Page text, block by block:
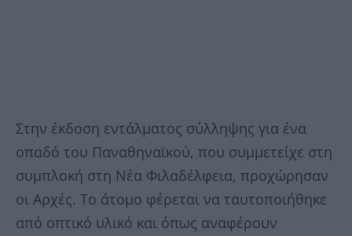
Στην έκδοση εντάλματος σύλληψης για ένα
οπαδό του Παναθηναϊκού, που συμμετείχε στη
συμπλοκή στη Νέα Φιλαδέλφεια, προχώρησαν
οι Αρχές. Το άτομο φέρεται να ταυτοποιήθηκε
από οπτικό υλικό και όπως αναφέρουν